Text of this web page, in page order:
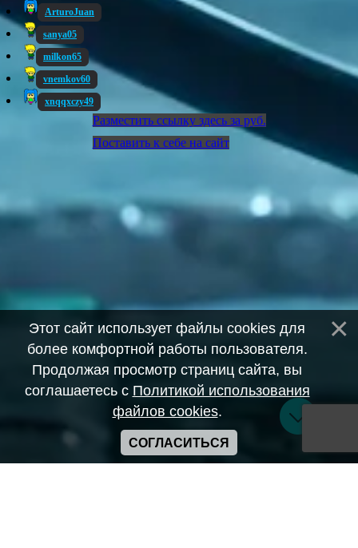
ArturoJuan
sanya05
milkon65
vnemkov60
xnqqxczy49
Разместить ссылку здесь за руб.
Поставить к себе на сайт
Этот сайт использует файлы cookies для
более комфортной работы пользователя.
Продолжая просмотр страниц сайта, вы
соглашаетесь с Политикой использования
файлов cookies.
СОГЛАСИТЬСЯ